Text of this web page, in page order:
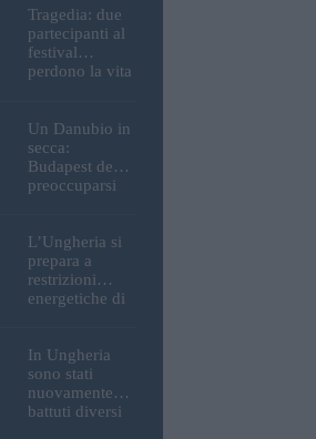
Buda e della
Cittadella
verranno
spente
Tragedia: due
partecipanti al
festival
perdono la vita
Ungheria
Un Danubio in
secca:
Budapest deve
preoccuparsi
mento idrico?
Un esperto
mette in luce
un fatto
L’Ungheria si
prepara a
restrizioni
energetiche di
nucleare di
Paks potrebbe
chiudere
questo fine
In Ungheria
sono stati
nuovamente
battuti diversi